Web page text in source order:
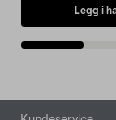
Legg i
Bunntekst